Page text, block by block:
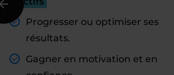
Progresser ou optimiser ses
résultats.
Gagner en motivation et en